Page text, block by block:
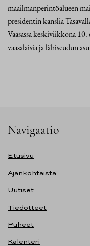
maailmanperintöalueen
presidentin kanslia
Vaasassa keskiviikkona
vaasalaisia ja lähiseudun
Navigaatio
Etusivu
Ajankohtaista
Uutiset
Tiedotteet
Puheet
Kalenteri